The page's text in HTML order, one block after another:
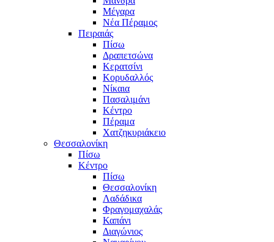
Μέγαρα
Νέα Πέραμος
Πειραιάς
Πίσω
Δραπετσώνα
Κερατσίνι
Κορυδαλλός
Νίκαια
Πασαλιμάνι
Κέντρο
Πέραμα
Χατζηκυριάκειο
Θεσσαλονίκη
Πίσω
Κέντρο
Πίσω
Θεσσαλονίκη
Λαδάδικα
Φραγομαχαλάς
Καπάνι
Διαγώνιος